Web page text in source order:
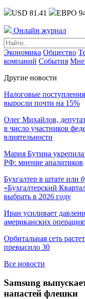
USD 81.41 ЕВРО
Онлайн журнал
Экономика Общество
компаний События
Другие новости
Налоговые
выросли почти на 15%
Олег Михайлов,
в число участников
влиятельности
Мария Бутина
РФ: мнение аналитиков
Бухгалтер в штате или
«Бухгалтерский
выбрать в 2026 году
Иран усиливает
американских
Орбитальная сеть
превысило 30
Все новости
Samsung
напастей флешки